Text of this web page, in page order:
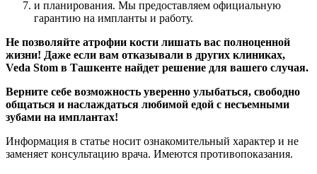
и планирования. Мы предоставляем официальную
гарантию на импланты и работу.
Не позволяйте атрофии кости лишать вас полноценной
жизни! Даже если вам отказывали в других клиниках,
Veda Stom в Ташкенте найдет решение для вашего случая.
Верните себе возможность уверенно улыбаться, свободно
общаться и наслаждаться любимой едой с несъемными
зубами на имплантах!
Информация в статье носит ознакомительный характер и не
заменяет консультацию врача. Имеются противопоказания.